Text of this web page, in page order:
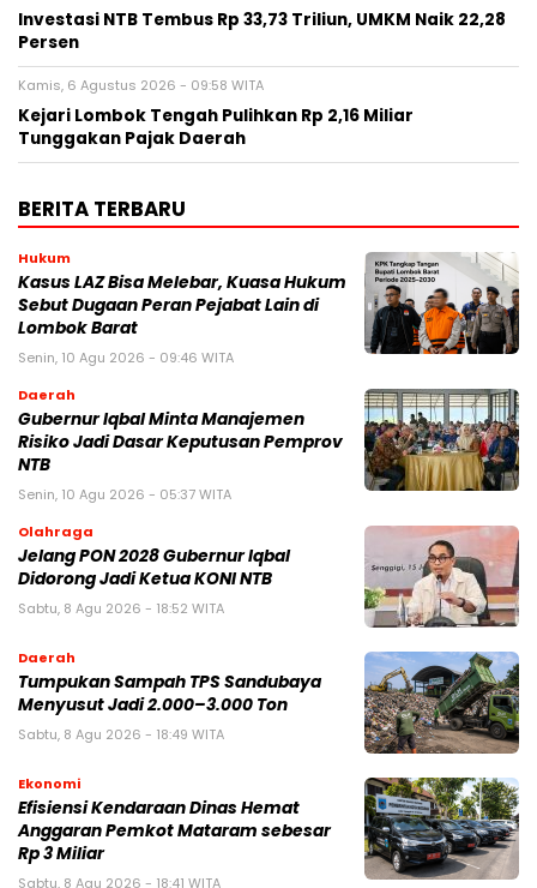
Investasi NTB Tembus Rp 33,73 Triliun, UMKM Naik 22,28
Persen
Kamis, 6 Agustus 2026 - 09:58 WITA
Kejari Lombok Tengah Pulihkan Rp 2,16 Miliar
Tunggakan Pajak Daerah
BERITA TERBARU
Hukum
Kasus LAZ Bisa Melebar, Kuasa Hukum
Sebut Dugaan Peran Pejabat Lain di
Lombok Barat
Senin, 10 Agu 2026 - 09:46 WITA
Daerah
Gubernur Iqbal Minta Manajemen
Risiko Jadi Dasar Keputusan Pemprov
NTB
Senin, 10 Agu 2026 - 05:37 WITA
Olahraga
Jelang PON 2028 Gubernur Iqbal
Didorong Jadi Ketua KONI NTB
Sabtu, 8 Agu 2026 - 18:52 WITA
Daerah
Tumpukan Sampah TPS Sandubaya
Menyusut Jadi 2.000–3.000 Ton
Sabtu, 8 Agu 2026 - 18:49 WITA
Ekonomi
Efisiensi Kendaraan Dinas Hemat
Anggaran Pemkot Mataram sebesar
Rp 3 Miliar
Sabtu, 8 Agu 2026 - 18:41 WITA